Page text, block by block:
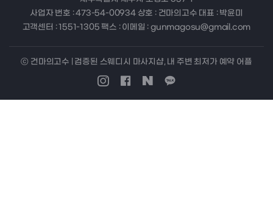
사업자 번호 : 473-54-00934 상호 : 건마의고수 대표 : 박윤미
고객센터 : 1551-1305 팩스 : 이메일 : gunmagosu@gmail.com
ⓒ 건마의고수 | 검증된 스웨디시 마사지샵, 내 주변 최저가 예약 어플